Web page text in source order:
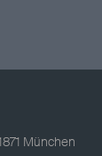
München